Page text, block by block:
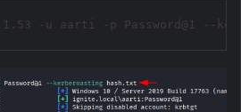
-u aarti -p Password@1 --